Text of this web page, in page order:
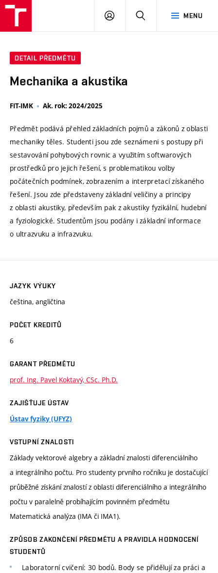
MENU
PŘIHLÁSIT
DETAIL PŘEDMĚTU
Mechanika a akustika
FIT-IMK Ak. rok: 2024/2025
Předmět podává přehled základních pojmů a zákonů z oblasti
mechaniky těles. Studenti jsou zde seznámeni s postupy při
sestavování pohybových rovnic a využitím softwarových
prostředků pro jejich řešení, s problematikou volby
počátečních podmínek, zobrazením a interpretací získaného
řešení. Jsou zde představeny základní veličiny a principy
z oblasti akustiky, především pak z akustiky fyzikální, hudební
a fyziologické. Studentům jsou podány i základní informace
o ultrazvuku a infrazvuku.
JAZYK VÝUKY
čeština, angličtina
POČET KREDITŮ
6
GARANT PŘEDMĚTU
prof. Ing. Pavel Koktavý, CSc. Ph.D.
ZAJIŠŤUJE ÚSTAV
Ústav fyziky (UFYZ)
VSTUPNÍ ZNALOSTI
Základy vektorové algebry a základní znalosti diferenciálního
a integrálního počtu. Pro studenty prvního ročníku je dostačující
průběžné získání znalostí z oblasti diferenciálního a integrálního
počtu v paralelně probíhajícím povinném předmětu
Matematická analýza (IMA či IMA1).
ZPŮSOB ZAKONČENÍ PŘEDMĚTU A PRAVIDLA HODNOCENÍ
STUDENTŮ
Laboratorní cvičení: 30 bodů. Body se přidělují za práci a